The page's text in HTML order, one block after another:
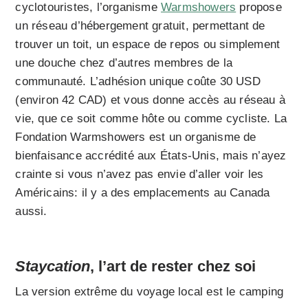
cyclotouristes, l’organismeWarmshowers propose
un réseau d’hébergement gratuit, permettant de
trouver un toit, un espace de repos ou simplement
une douche chez d’autres membres de la
communauté. L’adhésion unique coûte 30 USD
(environ 42 CAD) et vous donne accès au réseau à
vie, que ce soit comme hôte ou comme cycliste. La
Fondation Warmshowers est un organisme de
bienfaisance accrédité aux États-Unis, mais n’ayez
crainte si vous n’avez pas envie d’aller voir les
Américains: il y a des emplacements au Canada
aussi.
Staycation, l’art de rester chez soi
La version extrême du voyage local est le camping